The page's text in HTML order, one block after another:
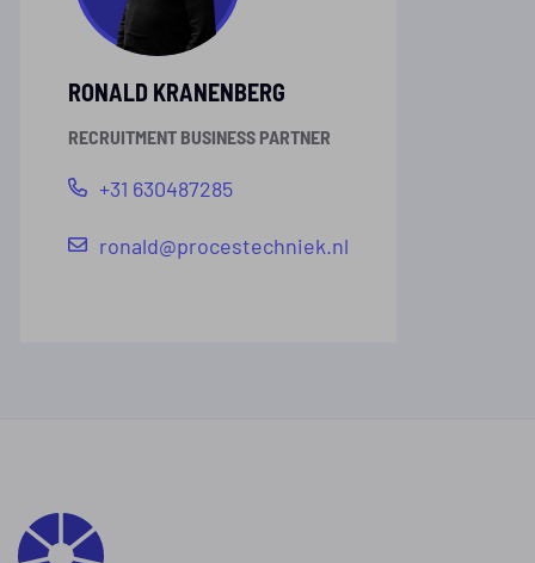
RONALD KRANENBERG
RECRUITMENT BUSINESS PARTNER
+31 630487285
ronald@procestechniek.nl